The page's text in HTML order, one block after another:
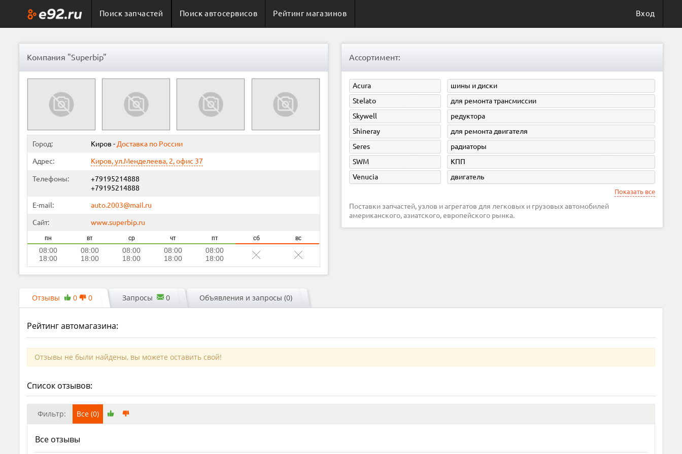
Поиск запчастей Поиск автосервисов Рейтинг магазинов Вход
Компания "Superbip"
Город: Киров - Доставка по России
Адрес: Киров, ул.Менделеева, 2, офис 37
Телефоны:
+79195214888
+79195214888
E-mail: auto.2003@mail.ru
Сайт: www.superbip.ru
пн вт ср чт пт сб вс
08:00
18:00
08:00
18:00
08:00
18:00
08:00
18:00
08:00
18:00
Ассортимент:
Acura
Stelato
Skywell
Shineray
Seres
SWM
Venucia
шины и диски
для ремонта трансмиссии
редуктора
для ремонта двигателя
радиаторы
КПП
двигатель
Показать все
Поставки запчастей, узлов и агрегатов для легковых и грузовых автомобилей
американского, азиатского, европейского рынка.
Отзывы 0 0 Запросы 0 Объявления и запросы (0)
Рейтинг автомагазина:
Отзывы не были найдены, вы можете оставить свой!
Список отзывов:
Фильтр: Все (0)
Все отзывы